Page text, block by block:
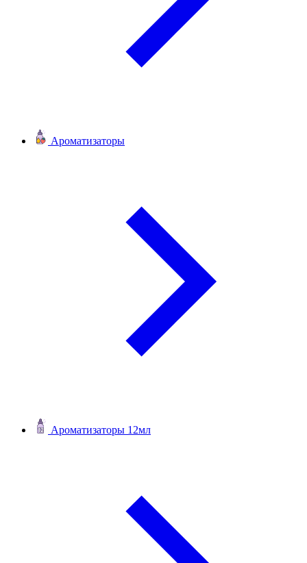
Ароматизаторы
Ароматизаторы 12мл